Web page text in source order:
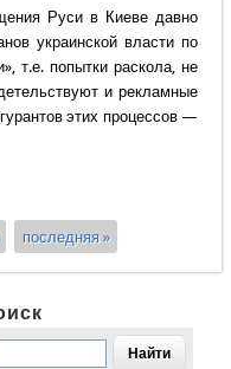
Руси в Киеве давно
украинской власти по
т.е. попытки раскола, не
и рекламные
этих процессов —
выбор
последняя »